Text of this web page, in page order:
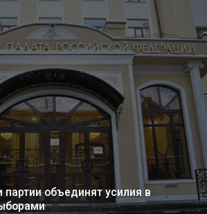
объединят усилия в